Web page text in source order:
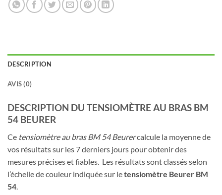
DESCRIPTION
AVIS (0)
DESCRIPTION DU TENSIOMÈTRE AU BRAS BM
54 BEURER
Ce tensiomètre au bras BM 54 Beurercalcule la moyenne de
vos résultats sur les 7 derniers jours pour obtenir des
mesures précises et fiables. Les résultats sont classés selon
l’échelle de couleur indiquée sur letensiomètre Beurer BM
54.